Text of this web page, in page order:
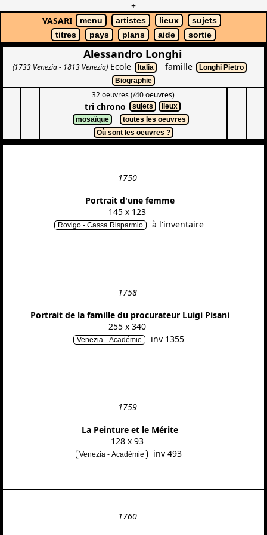
+
VASARI
menu artistes lieux
sujets
titres
pays plans aide sortie
Alessandro Longhi
(1733 Venezia - 1813 Venezia)Ecole Italia famille
Longhi Pietro
Biographie
32 oeuvres (/40 oeuvres)
tri chrono sujets
lieux
mosaïque
toutes les oeuvres
Où sont les oeuvres ?
1750
Portrait d'une femme
145 x 123
Rovigo - Cassa Risparmio à l'inventaire
1758
Portrait de la famille du procurateur Luigi Pisani
255 x 340
Venezia - Académie inv 1355
1759
La Peinture et le Mérite
128 x 93
Venezia - Académie inv 493
1760